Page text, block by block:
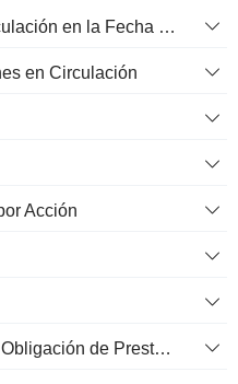
Total de Acciones en Circulación en la Fecha de Presentación
en Circulación
Acción
Deuda Equivalente de la Obligación de Prestación Proyectada No Financiada